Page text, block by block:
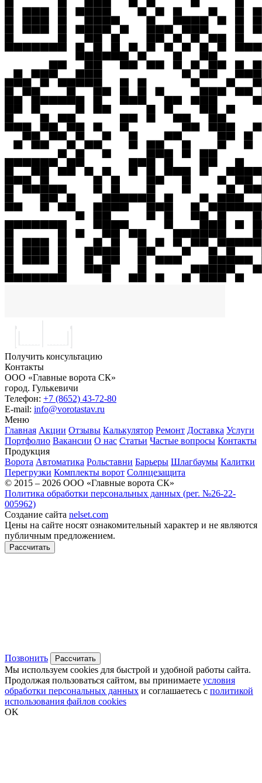
Получить консультацию
Контакты
ООО «Главные ворота СК»
город. Гулькевичи
Телефон: +7 (8652) 43-72-80
E-mail: info@vorotastav.ru
Меню
Главная Акции Отзывы Калькулятор Ремонт Доставка Услуги
Портфолио Вакансии О нас Статьи Частые вопросы Контакты
Продукция
Ворота Автоматика Рольставни Барьеры Шлагбаумы Калитки
Перегрузки Комплекты ворот Солнцезащита
© 2015 – 2026 ООО «Главные ворота СК»
Политика обработки персональных данных (рег. №26-22-
005962)
Создание сайта nelset.com
Цены на сайте носят ознакомительный характер и не являются
публичным предложением.
Рассчитать
Позвонить Рассчитать
Мы используем cookies для быстрой и удобной работы сайта.
Продолжая пользоваться сайтом, вы принимаете условия
обработки персональных данных и соглашаетесь с политикой
использования файлов cookies
OK